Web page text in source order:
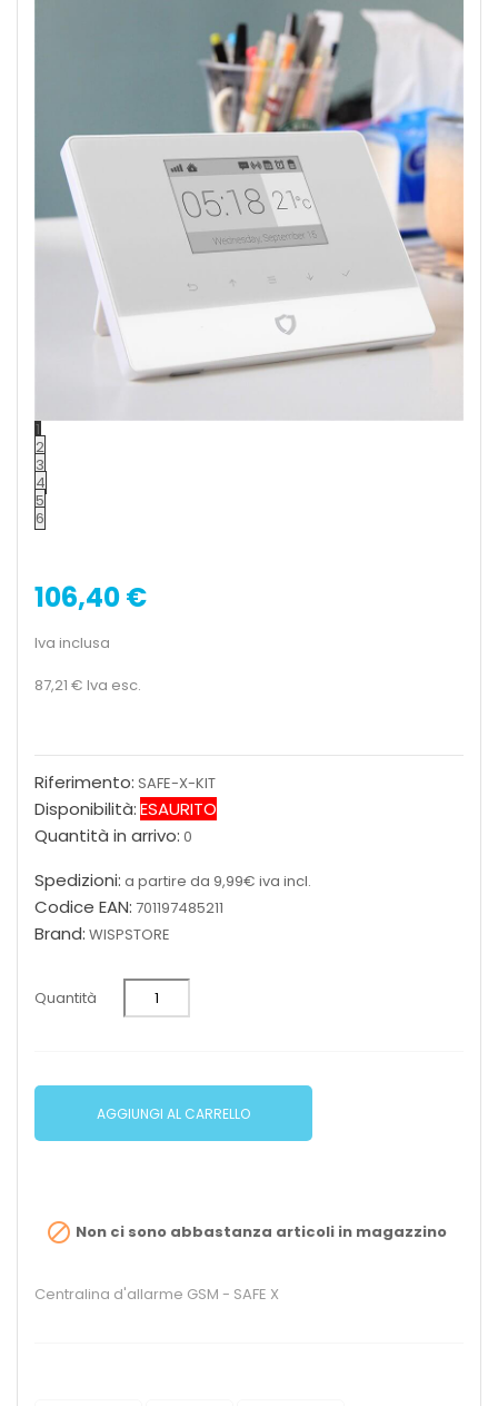
1
2
3
4
5
6
106,40 €
Iva inclusa
87,21 € Iva esc.
Riferimento: SAFE-X-KIT
Disponibilità:ESAURITO
Quantità in arrivo: 0
Spedizioni: a partire da 9,99€ iva incl.
Codice EAN: 701197485211
Brand: WISPSTORE
Quantità
AGGIUNGI AL CARRELLO
 Non ci sono abbastanza articoli in magazzino
Centralina d'allarme GSM - SAFE X